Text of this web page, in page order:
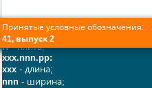
Принятые условные обозначения:
41, выпуск 2
П- плита;
xxx.nnn.pp:
xxx - длина;
nnn - ширина;